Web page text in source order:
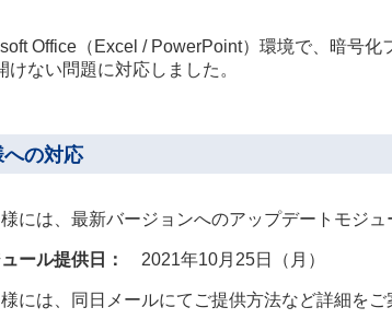
Office（Excel / PowerPoint）環境で、暗号化
けない問題に対応しました。
の対応
には、最新バージョンへのアップデートモジュ
ール提供日： 2021年10月25日（月）
には、同日メールにてご提供方法など詳細をご